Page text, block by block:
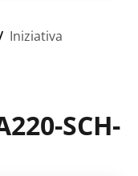
Iniziativa
SCH-